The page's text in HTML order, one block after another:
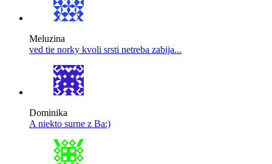
Meluzina
ved tie norky kvoli srsti netreba zabija...
Dominika
A niekto surne z Ba:)